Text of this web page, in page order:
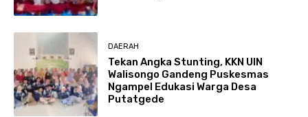
DAERAH
Tekan Angka Stunting, KKN UIN
Walisongo Gandeng Puskesmas
Ngampel Edukasi Warga Desa
Putatgede